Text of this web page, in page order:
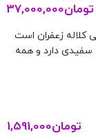
تومان37,000,000
کلاله زعفران است
دارد و همه
تومان1,591,000